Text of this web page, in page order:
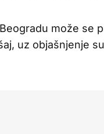
može se
uz objašnjenje